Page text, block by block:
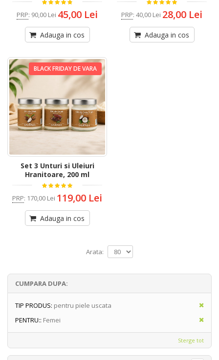
PRP: 90,00 Lei 45,00 Lei
Adauga in cos
PRP: 40,00 Lei 28,00 Lei
Adauga in cos
BLACK FRIDAY DE VARA
Set 3 Unturi si Uleiuri
Hranitoare, 200 ml
PRP: 170,00 Lei 119,00 Lei
Adauga in cos
Arata:
CUMPARA DUPA:
TIP PRODUS: pentru piele uscata
PENTRU:: Femei
Sterge tot